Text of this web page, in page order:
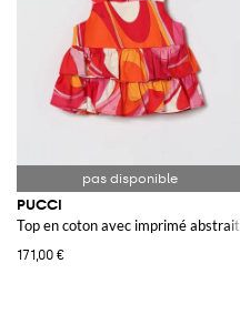
PUCCI
Top en coton avec imprimé abstrait
171,00 €